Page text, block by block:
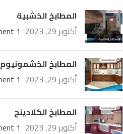
المطابخ الخشبية
أكتوبر 29, 2023
1 Comment
المطابخ الخشمونيوم
أكتوبر 29, 2023
1 Comment
المطابخ الكلادينج
أكتوبر 29, 2023
1 Comment